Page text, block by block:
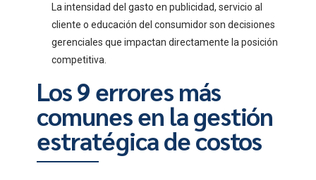
La intensidad del gasto en publicidad, servicio al
cliente o educación del consumidor son decisiones
gerenciales que impactan directamente la posición
competitiva.
Los 9 errores más
comunes en la gestión
estratégica de costos